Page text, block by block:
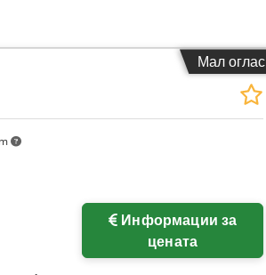
Мал оглас
цената